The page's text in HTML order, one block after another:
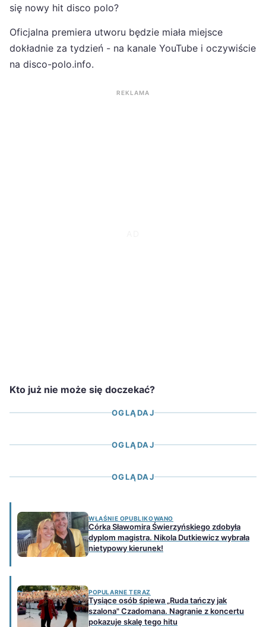
się nowy hit disco polo?
Oficjalna premiera utworu będzie miała miejsce
dokładnie za tydzień - na kanale YouTube i oczywiście
na disco-polo.info.
REKLAMA
Kto już nie może się doczekać?
OGLĄDAJ
OGLĄDAJ
OGLĄDAJ
WŁAŚNIE OPUBLIKOWANO
Córka Sławomira Świerzyńskiego zdobyła
dyplom magistra. Nikola Dutkiewicz wybrała
nietypowy kierunek!
POPULARNE TERAZ
Tysiące osób śpiewa „Ruda tańczy jak
szalona" Czadomana. Nagranie z koncertu
pokazuje skalę tego hitu